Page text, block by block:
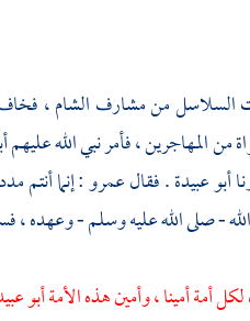
السلاسل من مشارفالشام ،
منالمهاجرين ،فأمر نبي الله عليهم
أبو عبيدة. فقالعمرو: إنما
- صلى الله عليه وسلم - وعهده ،
أمة أمينا ، وأمين هذه الأمة أبو